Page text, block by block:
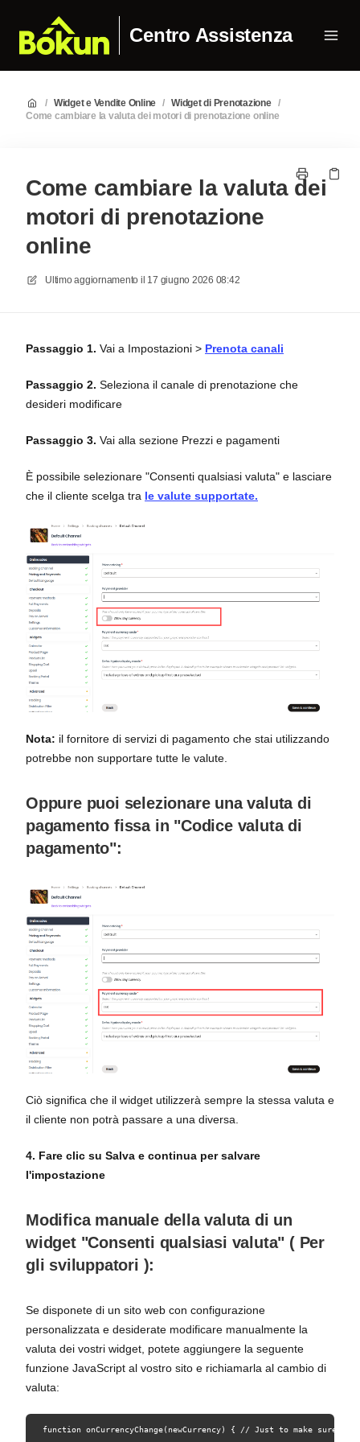
Centro Assistenza
/ Widget e Vendite Online / Widget di Prenotazione /
Come cambiare la valuta dei motori di prenotazione online
Come cambiare la valuta dei
motori di prenotazione
online
Ultimo aggiornamento il 17 giugno 2026 08:42
Passaggio 1. Vai a Impostazioni > Prenota canali
Passaggio 2. Seleziona il canale di prenotazione che
desideri modificare
Passaggio 3. Vai alla sezione Prezzi e pagamenti
È possibile selezionare "Consenti qualsiasi valuta" e lasciare
che il cliente scelga tra le valute supportate.
Nota: il fornitore di servizi di pagamento che stai utilizzando
potrebbe non supportare tutte le valute.
Oppure puoi selezionare una valuta di
pagamento fissa in "Codice valuta di
pagamento":
Ciò significa che il widget utilizzerà sempre la stessa valuta e
il cliente non potrà passare a una diversa.
4. Fare clic su Salva e continua per salvare
l'impostazione
Modifica manuale della valuta di un
widget "Consenti qualsiasi valuta" ( Per
gli sviluppatori ):
Se disponete di un sito web con configurazione
personalizzata e desiderate modificare manualmente la
valuta dei vostri widget, potete aggiungere la seguente
funzione JavaScript al vostro sito e richiamarla al cambio di
valuta:
function onCurrencyChange(newCurrency) { // Just to make sure